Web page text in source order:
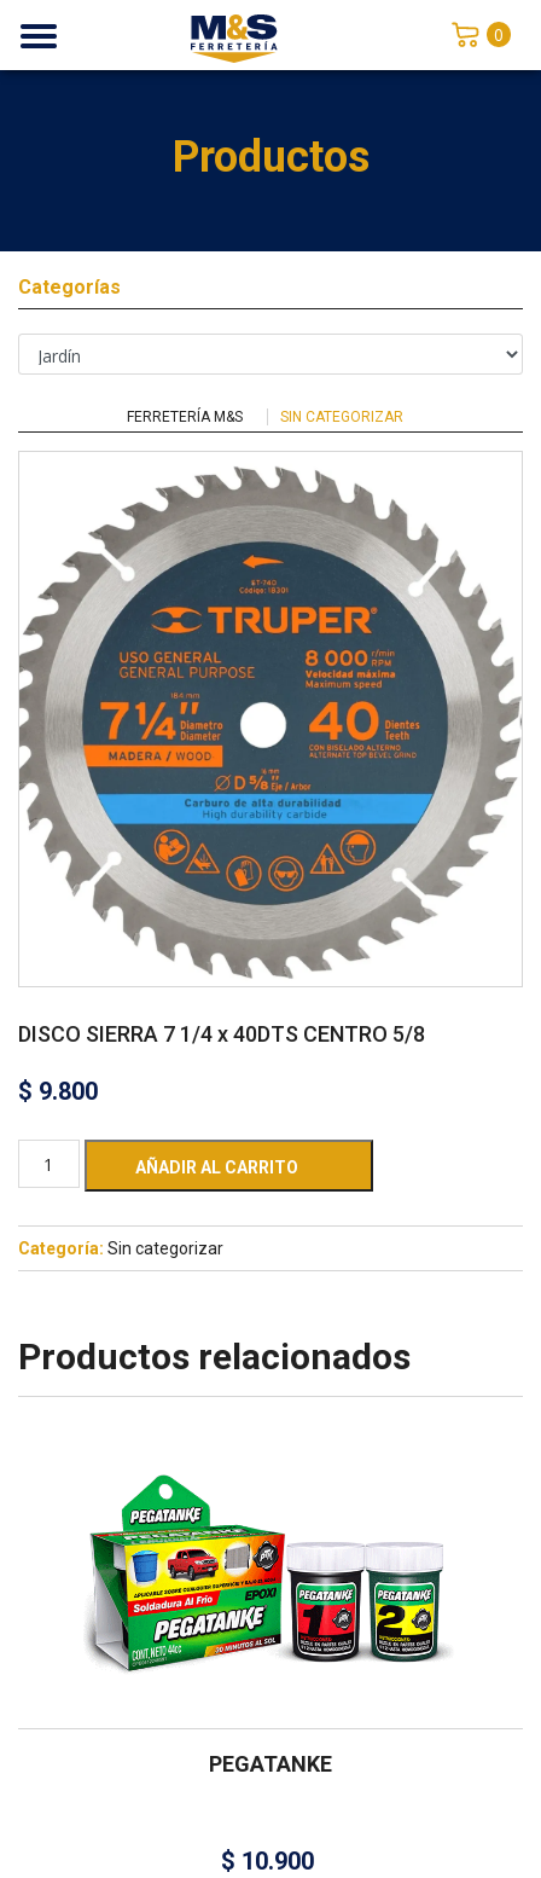
0
Productos
Categorías
FERRETERÍA M&S SIN CATEGORIZAR
DISCO SIERRA 7 1/4 x 40DTS CENTRO 5/8
$ 9.800
AÑADIR AL CARRITO
Categoría: Sin categorizar
Productos relacionados
PEGATANKE
$ 10.900